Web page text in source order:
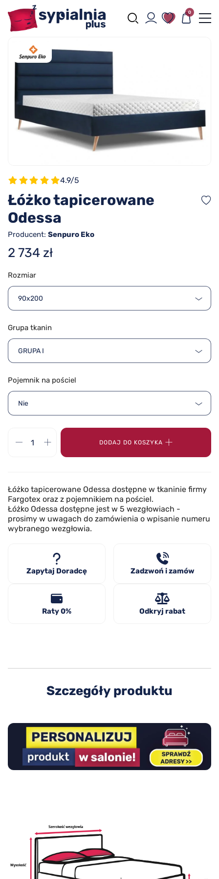
0
4.9/5
Łóżko tapicerowane
Odessa
Producent: Senpuro Eko
2 734 zł
Rozmiar
90x200
Grupa tkanin
GRUPA I
Pojemnik na pościel
Nie
DODAJ DO KOSZYKA
Łóżko tapicerowane Odessa dostępne w tkaninie firmy
Fargotex oraz z pojemnikiem na pościel.
Łóżko Odessa dostępne jest w 5 wezgłowiach -
prosimy w uwagach do zamówienia o wpisanie numeru
wybranego wezgłowia.
Zapytaj Doradcę Zadzwoń i zamów
Raty 0% Odkryj rabat
Szczegóły produktu